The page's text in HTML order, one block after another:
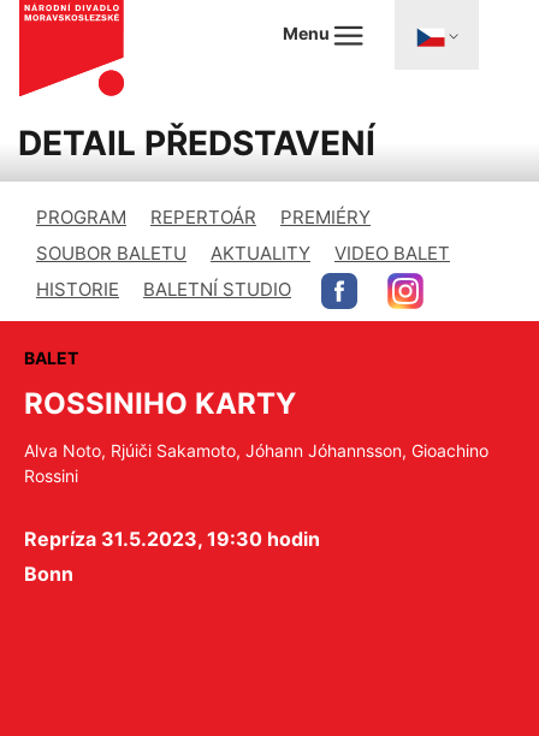
Menu
DETAIL PŘEDSTAVENÍ
PROGRAM REPERTOÁR
PREMIÉRY
SOUBOR BALETU
AKTUALITY
VIDEO BALET
HISTORIE
BALETNÍ STUDIO
BALET
ROSSINIHO KARTY
Alva Noto, Rjúiči Sakamoto, Jóhann Jóhannsson, Gioachino
Rossini
Repríza 31.5.2023, 19:30 hodin
Bonn